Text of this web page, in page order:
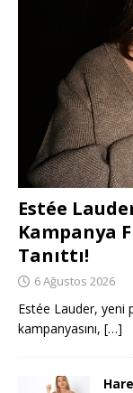
Estée
Kampanya
Tanıttı!
6 Ağustos 2026
Estée Lauder, yeni
kampanyasını, […]